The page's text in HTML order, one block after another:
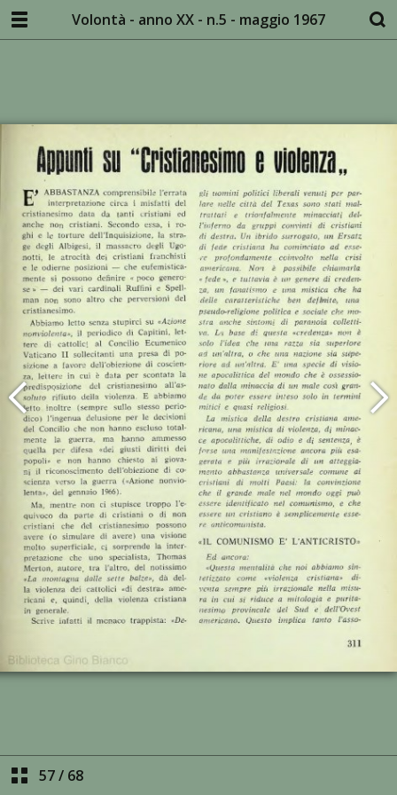
Volontà - anno XX - n.5 - maggio 1967
57/ 68